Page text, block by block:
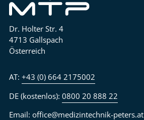
Dr. Holter Str. 4
4713 Gallspach
Österreich
AT:+43 (0) 664 2175002
DE (kostenlos):0800 20 888 22
Email:office@medizintechnik-peters.at